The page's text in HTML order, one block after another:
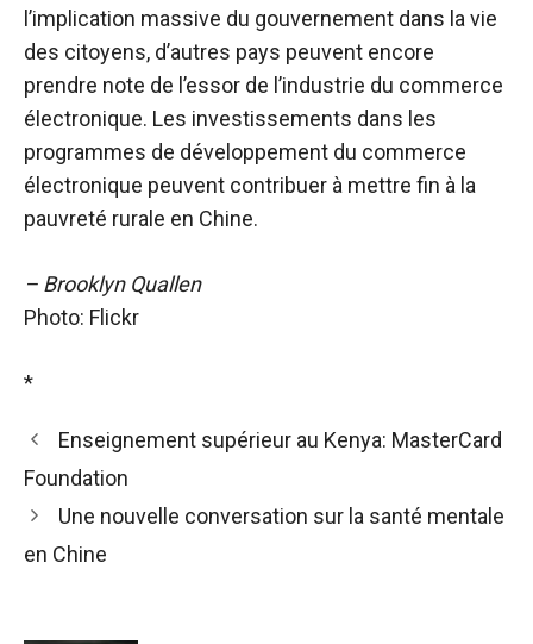
l’implication massive du gouvernement dans la vie
des citoyens, d’autres pays peuvent encore
prendre note de l’essor de l’industrie du commerce
électronique. Les investissements dans les
programmes de développement du commerce
électronique peuvent contribuer à mettre fin à la
pauvreté rurale en Chine.
– Brooklyn Quallen
Photo: Flickr
*
Enseignement supérieur au Kenya: MasterCard
Foundation
Une nouvelle conversation sur la santé mentale
en Chine